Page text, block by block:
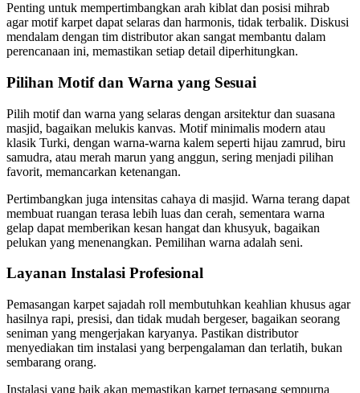
Penting untuk mempertimbangkan arah kiblat dan posisi mihrab
agar motif karpet dapat selaras dan harmonis, tidak terbalik. Diskusi
mendalam dengan tim distributor akan sangat membantu dalam
perencanaan ini, memastikan setiap detail diperhitungkan.
Pilihan Motif dan Warna yang Sesuai
Pilih motif dan warna yang selaras dengan arsitektur dan suasana
masjid, bagaikan melukis kanvas. Motif minimalis modern atau
klasik Turki, dengan warna-warna kalem seperti hijau zamrud, biru
samudra, atau merah marun yang anggun, sering menjadi pilihan
favorit, memancarkan ketenangan.
Pertimbangkan juga intensitas cahaya di masjid. Warna terang dapat
membuat ruangan terasa lebih luas dan cerah, sementara warna
gelap dapat memberikan kesan hangat dan khusyuk, bagaikan
pelukan yang menenangkan. Pemilihan warna adalah seni.
Layanan Instalasi Profesional
Pemasangan karpet sajadah roll membutuhkan keahlian khusus agar
hasilnya rapi, presisi, dan tidak mudah bergeser, bagaikan seorang
seniman yang mengerjakan karyanya. Pastikan distributor
menyediakan tim instalasi yang berpengalaman dan terlatih, bukan
sembarang orang.
Instalasi yang baik akan memastikan karpet terpasang sempurna